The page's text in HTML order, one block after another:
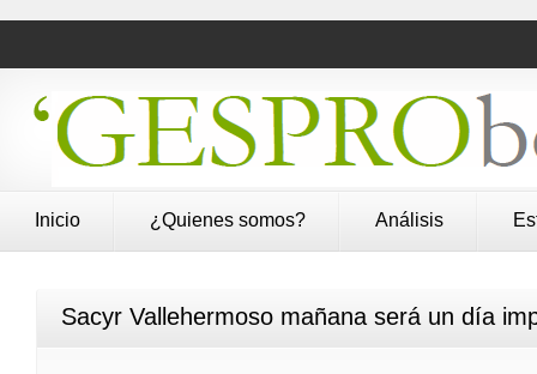
Inicio ¿Quienes somos? Análisis
Sacyr Vallehermoso mañana será un día